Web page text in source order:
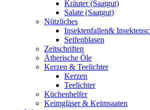
Kräuter (Saatgut)
Salate (Saatgut)
Nützliches
Insektenfallen&
Seifenblasen
Zeitschriften
Ätherische Öle
Kerzen & Teelichter
Kerzen
Teelichter
Küchenhelfer
Keimgläser & Keimsaaten